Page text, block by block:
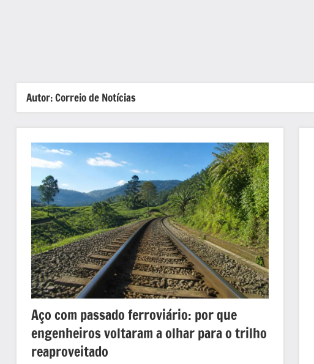
Autor:Correio de Notícias
Aço com passado ferroviário: por que
engenheiros voltaram a olhar para o trilho
reaproveitado